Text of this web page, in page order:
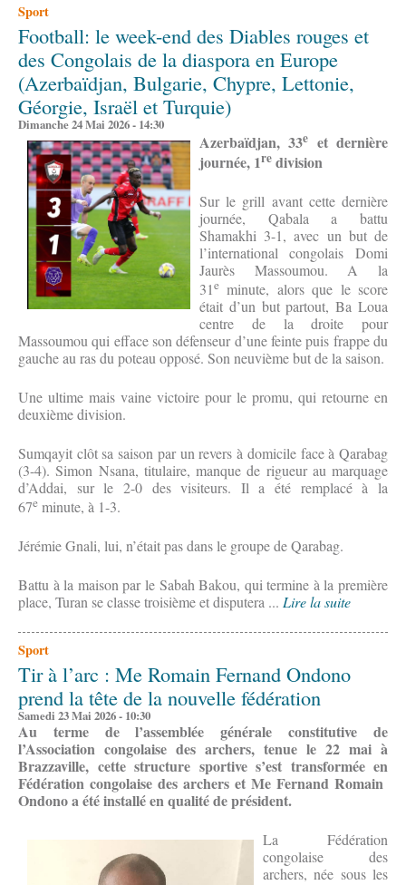
Sport
Football: le week-end des Diables rouges et
des Congolais de la diaspora en Europe
(Azerbaïdjan, Bulgarie, Chypre, Lettonie,
Géorgie, Israël et Turquie)
Dimanche 24 Mai 2026 - 14:30
Azerbaïdjan, 33e et dernière
journée, 1re division
Sur le grill avant cette dernière
journée, Qabala a battu
Shamakhi 3-1, avec un but de
l’international congolais Domi
Jaurès Massoumou. A la
31eminute, alors que le score
était d’un but partout, Ba Loua
centre de la droite pour
Massoumou qui efface son défenseur d’une feinte puis frappe du
gauche au ras du poteau opposé. Son neuvième but de la saison.
Une ultime mais vaine victoire pour le promu, qui retourne en
deuxième division.
Sumqayit clôt sa saison par un revers à domicile face à Qarabag
(3-4). Simon Nsana, titulaire, manque de rigueur au marquage
d’Addai, sur le 2-0 des visiteurs. Il a été remplacé à la
67e minute, à 1-3.
Jérémie Gnali, lui, n’était pas dans le groupe de Qarabag.
Battu à la maison par le Sabah Bakou, qui termine à la première
place, Turan se classe troisième et disputera ... Lire la suite
Sport
Tir à l’arc : Me Romain Fernand Ondono
prend la tête de la nouvelle fédération
Samedi 23 Mai 2026 - 10:30
Au terme de l’assemblée générale constitutive de
l’Association congolaise des archers, tenue le 22 mai à
Brazzaville, cette structure sportive s’est transformée en
Fédération congolaise des archers et Me Fernand Romain
Ondono a été installé en qualité de président.
La Fédération
congolaise des
archers, née sous les